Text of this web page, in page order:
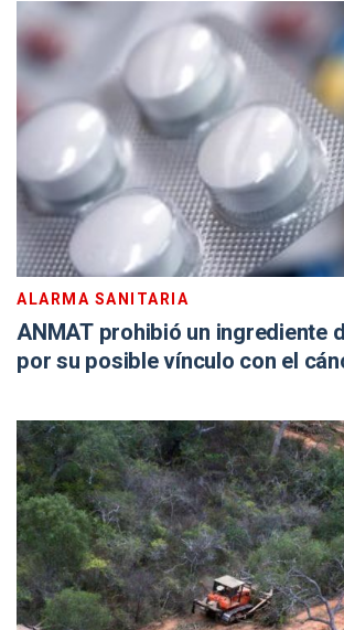
ALARMA SANITARIA
ANMAT prohibió un ingrediente
por su posible vínculo con el